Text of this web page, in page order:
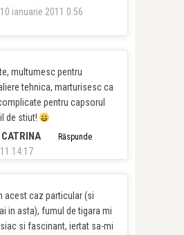
10 ianuarie 2011 0:56
multumesc pentru
tehnica, marturisesc ca
pentru capsorul
de stiut!
14:17
Răspunde
acest caz particular (si
in asta), fumul de tigara mi
si fascinant, iertat sa-mi